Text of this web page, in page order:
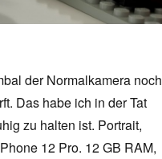
der Normalkamera noch
Das habe ich in der Tat
zu halten ist. Portrait,
12 Pro. 12 GB RAM,